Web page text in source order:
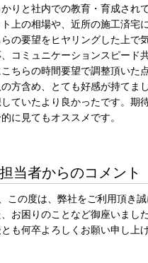
かりと社内での教育・育成され
上の相場や、近所の施工済宅
らの要望をヒヤリングした上で
コミュニケーションスピード
ちらの時間要望で調整頂いた
方含め、とても好感が持てまし
ていたより良かったです。期待
に見てもオススメです。
担当者からのコメント
この度は、弊社をご利用頂き
、お困りのことなど御座いまし
も何卒よろしくお願い申し上げ